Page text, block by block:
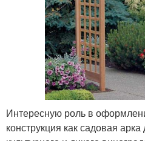
Интересную роль в
конструкция как садовая